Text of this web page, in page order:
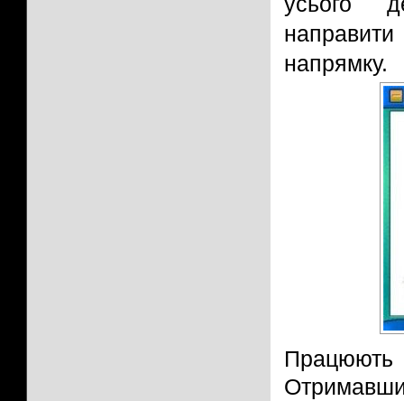
напрямку.
Працюють